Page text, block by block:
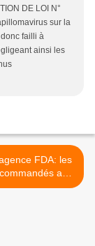
DE LOI N°
sur la
failli à
ainsi les
FDA: les
aux
par le